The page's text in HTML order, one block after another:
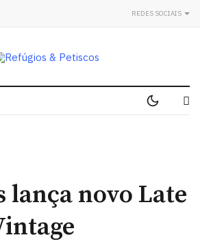
REDES SOCIAIS
lança novo Late